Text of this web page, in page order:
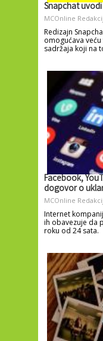
Snapchat
MCOnline
Redizajn
omogućava
sadržaja koji na
Facebook,
dogovor o
MCOnline
Internet
ih obavezuje da
roku od 24 sata.